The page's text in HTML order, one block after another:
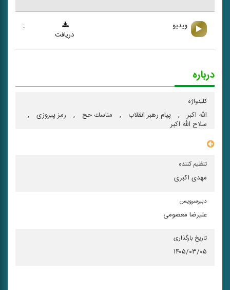
ویدیو
:
دریافت
درباره
کلیدواژه
الله اكبر , پیام رهبر انقلاب , مناسك حج , رمز پیروزی
,
سلاح الله اكبر
تنظیم کننده
مهدی اکبری
دبیرسرویس
علیرضا معصومی
تاریخ بارگذاری
۱۴۰۵/۰۳/۰۵